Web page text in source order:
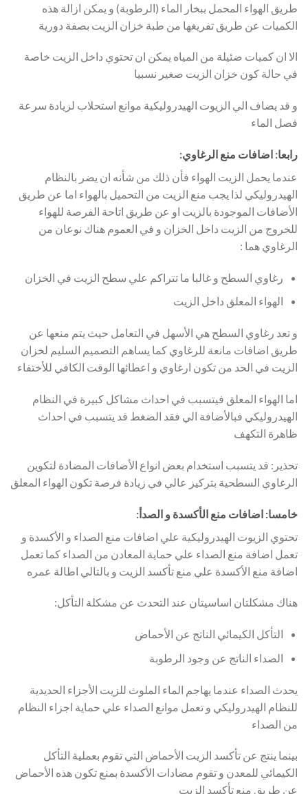
طريق الهواء المحمل ببخار الماء (الرطوبة) و يمكن ازالة هذه
الكميات عن طريق تفريغها من طبة خزان الزيت بصفة دورية
الا ان كميات ضئيلة من المياه يمكن ان تحتوي داخل الزيت خاصة
في حالة كون خزان الزيت صغير نسبيا
و قد يضاف الي الزيوت الهيدروليكية موانع استحلاب لزيادة سرعة
فصل الماء
رابعا: اضافات منع الرغاوي:
عندما يحمل الزيت الهواء فأن ذلك من شأنه ان يضر بالنظام
الهيدروليكي لذا يجب منع الزيت من التحميل بالهواء اما عن طريق
الأضافات الموجودة بالزيت او عن طريق اتاحة الفرصة للهواء
للخروج من الزيت داخل الخزان و في العموم هناك نوعان من
الرغاوي هما :
رغاوي السطح و غالبا ما تتراكم علي سطح الزيت في الخزان
الهواء المعلق داخل الزيت
و تعد رغاوي السطح هي الأسهل في التعامل حيث يتم منعها عن
طريق اضافات مانعة للرغاوي كما يساهم التصميم السليم لخزان
الزيت في الحد من تكون ارغاوي و اعطائها الوقت الكافي للأختفاء
اما الهواء المعلق فيتسبب في احداث مشاكل كبيرة في النظام
الهيدروليكي فبالأضافة الي فقد الضغط قد يتسبب في احداث
ظاهرة التكهف
تحذير: قد يتسبب استخدام بعض انواع الأضافات المضادة لتكوين
الرغاوي السطحية بتركيز عالي في زيادة فرصة تكون الهواء المعلق
خامسا: اضافات منع الأكسدة و الصدأ:
تحتوي الزيوت الهيدروليكية علي اضافات منع الصداء و الأكسدة و
تعمل اضافة منع الصداء علي حماية المعادن من الصداء كما تعمل
اضافة منع الأكسدة علي منع تأكسد الزيت و بالتالي اطالة عمره
هناك مشكلتان اساسيتان عند التحدث عن مشكلة التأكل:
التأكل الكيمائي الناتج عن الأحماض
الصداء الناتج عن وجود الرطوبة
يحدث الصداء عندما يهاجم الماء الملوث للزيت الأجزاء الحديدية
للنظام الهيدروليكي و تعمل موانع الصداء علي حماية اجزاء النظام
من الصداء
بينما ينتج عن تأكسد الزيت الأحماض التي تقوم بعملية التأكل
الكيمائي للمعدن و تقوم مضادات الأكسدة بمنع تكون هذه الأحماض
عن طريق منع تأكسد الزيت